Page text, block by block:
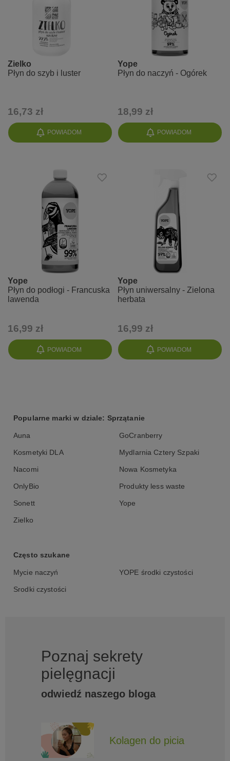
POWIADOM
Zielko
Płyn do szyb i luster
16,73 zł
POWIADOM
Yope
Płyn do naczyń - Ogórek
18,99 zł
POWIADOM
Yope
Płyn do podłogi - Francuska
lawenda
16,99 zł
POWIADOM
Yope
Płyn uniwersalny - Zielona
herbata
16,99 zł
Popularne marki w dziale: Sprzątanie
Auna GoCranberry
Kosmetyki DLA Mydlarnia Cztery Szpaki
Nacomi Nowa Kosmetyka
OnlyBio Produkty less waste
Sonett Yope
Zielko
Często szukane
Mycie naczyń YOPE środki czystości
Środki czystości
Poznaj sekrety
pielęgnacji
odwiedź naszego bloga
Kolagen do picia